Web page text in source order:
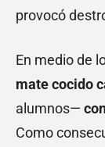
provocó
En medio de
mate cocido
alumnos—
Como